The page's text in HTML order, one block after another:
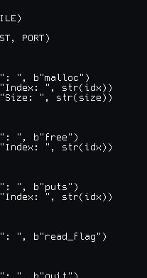
PORT)
", b"malloc")
", str(idx))
", str(size))
", b"free")
", str(idx))
", b"puts")
", str(idx))
", b"read_flag")